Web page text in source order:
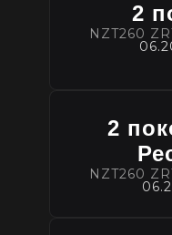
2
NZT260
2
NZT260